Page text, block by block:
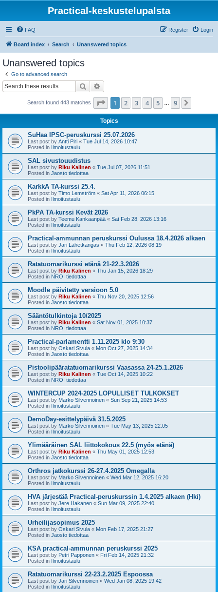
Practical-keskustelupalsta
FAQ Login
Register
Board index Search Unanswered topics
Unanswered topics
Go to advanced search
Search
Search found 443 matches Page 1of 9
1 2 3 4 5 9
Topics
SuHaa IPSC-peruskurssi 25.07.2026
Last post by Antti Piri « Tue Jul 14, 2026 10:47
Posted in Ilmoitustaulu
SAL sivustouudistus
Last post by Riku Kalinen « Tue Jul 07, 2026 11:51
Posted in Jaosto tiedottaa
KarkkA TA-kurssi 25.4.
Last post by Timo Lemström « Sat Apr 11, 2026 06:15
Posted in Ilmoitustaulu
PkPA TA-kurssi Kevät 2026
Last post by Teemu Kankaanpää « Sat Feb 28, 2026 13:16
Posted in Ilmoitustaulu
Practical-ammunnan peruskurssi Oulussa 18.4.2026 alkaen
Last post by Jari Lähetkangas « Thu Feb 12, 2026 08:19
Posted in Ilmoitustaulu
Ratatuomarikurssi etänä 21-22.3.2026
Last post by Riku Kalinen « Thu Jan 15, 2026 18:29
Posted in NROI tiedottaa
Moodle päivitetty versioon 5.0
Last post by Riku Kalinen « Thu Nov 20, 2025 12:56
Posted in Jaosto tiedottaa
Sääntötulkintoja 10/2025
Last post by Riku Kalinen « Sat Nov 01, 2025 10:37
Posted in NROI tiedottaa
Practical-parlamentti 1.11.2025 klo 9:30
Last post by Oskari Sivula « Mon Oct 27, 2025 14:34
Posted in Jaosto tiedottaa
Pistoolipääratatuomarikurssi Vaasassa 24-25.1.2026
Last post by Riku Kalinen « Tue Oct 14, 2025 10:22
Posted in NROI tiedottaa
WINTERCUP 2024-2025 LOPULLISET TULKOKSET
Last post by Marko Silvennoinen « Sun Sep 21, 2025 14:53
Posted in Ilmoitustaulu
DemoDay-esittelypäivä 31.5.2025
Last post by Marko Silvennoinen « Tue May 13, 2025 22:05
Posted in Ilmoitustaulu
Ylimääräinen SAL liittokokous 22.5 (myös etänä)
Last post by Riku Kalinen « Thu May 01, 2025 12:53
Posted in Jaosto tiedottaa
Orthros jatkokurssi 26-27.4.2025 Omegalla
Last post by Marko Silvennoinen « Wed Mar 12, 2025 16:20
Posted in Ilmoitustaulu
HVA järjestää Practical-peruskurssin 1.4.2025 alkaen (Hki)
Last post by Jere Hakanen « Sun Mar 09, 2025 22:40
Posted in Ilmoitustaulu
Urheilijasopimus 2025
Last post by Oskari Sivula « Mon Feb 17, 2025 21:27
Posted in Jaosto tiedottaa
KSA practical-ammunnan peruskurssi 2025
Last post by Petri Papponen « Fri Feb 14, 2025 21:32
Posted in Ilmoitustaulu
Ratatuomarikurssi 22-23.2.2025 Espoossa
Last post by Jari Silvennoinen « Wed Jan 08, 2025 19:42
Posted in Ilmoitustaulu